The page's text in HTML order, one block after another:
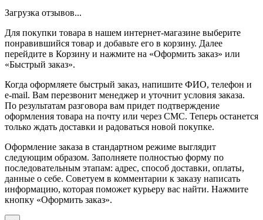
Загрузка отзывов...
Для покупки товара в нашем интернет-магазине выберите
понравившийся товар и добавьте его в корзину. Далее
перейдите в Корзину и нажмите на «Оформить заказ» или
«Быстрый заказ».
Когда оформляете быстрый заказ, напишите ФИО, телефон и
e-mail. Вам перезвонит менеджер и уточнит условия заказа.
По результатам разговора вам придет подтверждение
оформления товара на почту или через СМС. Теперь останется
только ждать доставки и радоваться новой покупке.
Оформление заказа в стандартном режиме выглядит
следующим образом. Заполняете полностью форму по
последовательным этапам: адрес, способ доставки, оплаты,
данные о себе. Советуем в комментарии к заказу написать
информацию, которая поможет курьеру вас найти. Нажмите
кнопку «Оформить заказ».